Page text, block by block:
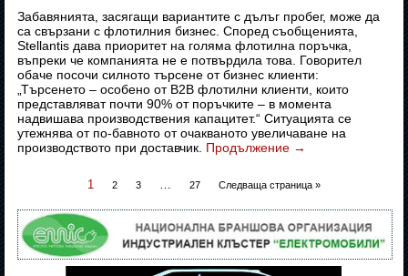
Забавянията, засягащи вариантите с дълъг пробег, може да
са свързани с флотилния бизнес. Според съобщенията,
Stellantis дава приоритет на голяма флотилна поръчка,
въпреки че компанията не е потвърдила това. Говорител
обаче посочи силното търсене от бизнес клиенти:
„Търсенето – особено от B2B флотилни клиенти, които
представляват почти 90% от поръчките – в момента
надвишава производствения капацитет.“ Ситуацията се
утежнява от по-бавното от очакваното увеличаване на
производството при доставчик. Продължение →
1 2 3 … 27 Следваща страница »